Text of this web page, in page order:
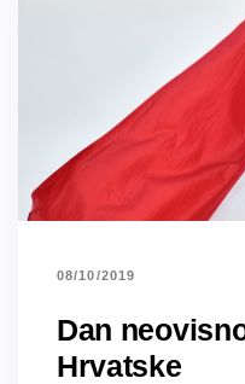
08/10/2019
Dan
Hrvatske